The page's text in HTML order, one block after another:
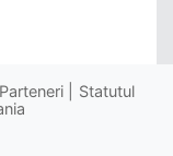
Parteneri
Statutul